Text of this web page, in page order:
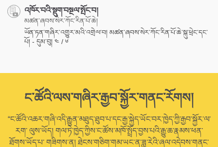
འཁོར་བའི་སྡུག་བསྔལ་སྤོང་བ།
མཚན་ཞབས་སེར་ཀོང་རིན་པོ་ཆེ།
ཡོན་ཏན་གཞིར་འགྱུར་མའི་འགྲེལ་བ། མཚན་ཞབས་སེར་ཀོང་རིན་པོ་ཆེ་སྐུ་ཕྲེང་དང་
པོ། - དུམ་བུ། ༤ / ༦
ང་ཚོའི་ལས་གཞིར་རྒྱབ་སྐྱོར་གནང་རོགས།
“ང་ཚོའི་འཆར་གཞི་འདི་རྒྱུན་མཐུད་ཐུབ་པ་དང་རྒྱ་སྐྱེད་ཡོང་བར་ཁྱེད་ཀྱི་རྒྱབ་སྐྱོར་ལ་
རག་ ལུས་ཡོད། གལ་ཏེ་ཁྱེད་ཀྱིས་ང་ཚོས་མཁོ་སྤྲོད་བྱས་པའི་རྒྱུ་ཆ་རྣམས་ཕན་
ཐོགས་ཡོད་པ་ གཟིགས་ན། ཐེངས་གཅིག་གམ་ཡང་ན་ཟླ་རེའི་ཞལ་འདེབས་གནང་